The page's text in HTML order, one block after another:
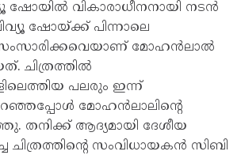
ഷോയിൽ വികാരാധീനനായി നടൻ
ഷോയ്ക്ക് പിന്നാലെ
മോഹൻലാൽ
ചിത്രത്തിൽ
പലരും ഇന്ന്
മോഹൻലാലിന്റെ
തനിക്ക് ആദ്യമായി ദേശീയ
ചിത്രത്തിന്റെ സംവിധായകൻ സിബി